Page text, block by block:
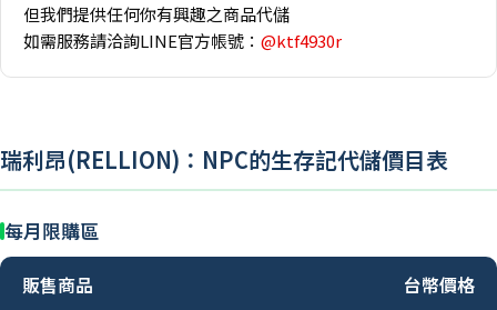
但我們提供任何你有興趣之商品代儲
如需服務請洽詢LINE官方帳號： @ktf4930r
瑞利昂(RELLION)：NPC的生存記代儲價目表
每月限購區
販售商品 台幣價格